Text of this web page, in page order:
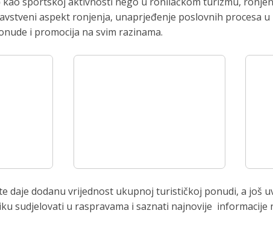
aspekt ronjenja, unaprjeđenje poslovnih procesa
i promocija na svim razinama.
daje dodanu vrijednost ukupnoj turističkoj ponudi, a još
sudjelovati u raspravama i saznati najnovije informacije